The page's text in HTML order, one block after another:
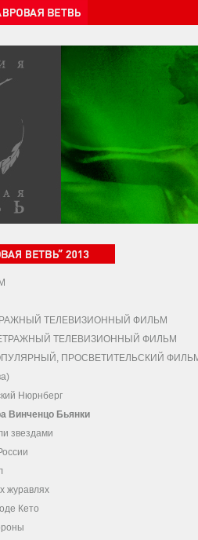
ТЕЛЕВИЗИОННЫЙ ФИЛЬМ
ТЕЛЕВИЗИОННЫЙ ФИЛЬМ
ПРОСВЕТИТЕЛЬСКИЙ
Нюрнберг
Винченцо Бьянки
звездами
журавлях
Кето